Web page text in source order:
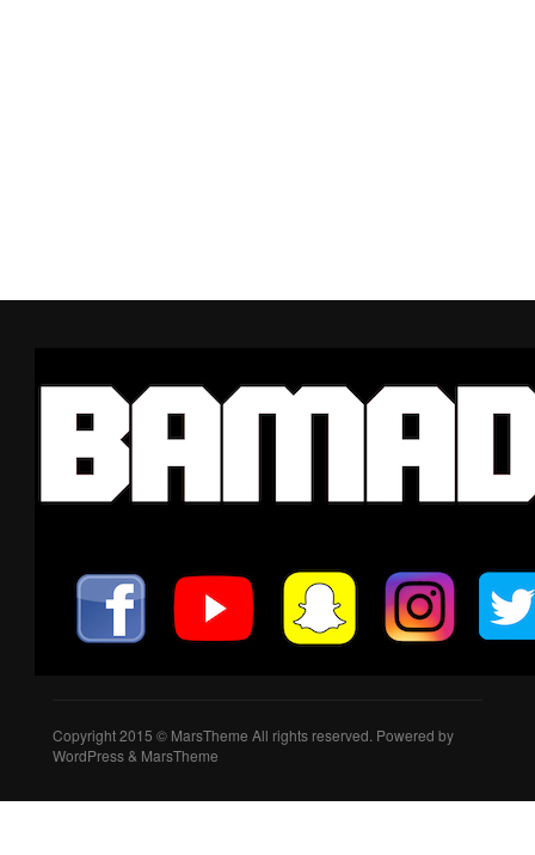
Copyright 2015 © MarsTheme All rights reserved. Powered by
WordPress & MarsTheme